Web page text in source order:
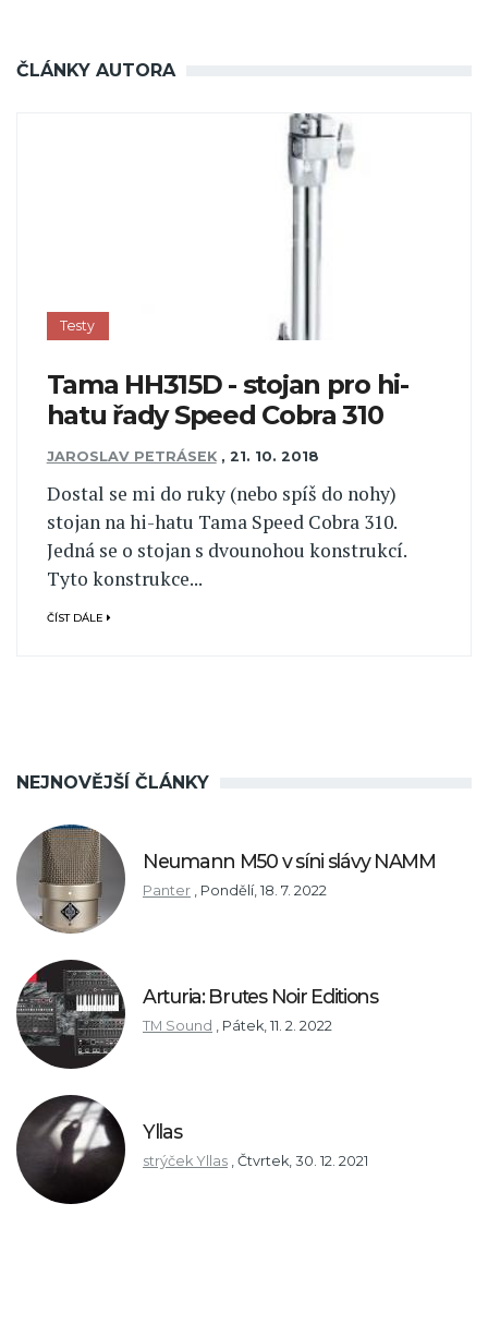
ČLÁNKY AUTORA
Testy
Tama HH315D - stojan pro hi-
hatu řady Speed Cobra 310
JAROSLAV PETRÁSEK , 21. 10. 2018
Dostal se mi do ruky (nebo spíš do nohy)
stojan na hi-hatu Tama Speed Cobra 310.
Jedná se o stojan s dvounohou konstrukcí.
Tyto konstrukce...
ČÍST DÁLE
NEJNOVĚJŠÍ ČLÁNKY
Neumann M50 v síni slávy NAMM
Panter , Pondělí, 18. 7. 2022
Arturia: Brutes Noir Editions
TM Sound , Pátek, 11. 2. 2022
Yllas
strýček Yllas , Čtvrtek, 30. 12. 2021